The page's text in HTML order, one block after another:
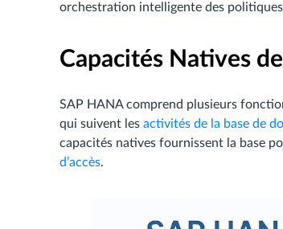
orchestration intelligente des
Capacités Natives
SAP HANA comprend plusieurs
qui suivent les activités de la base de
capacités natives fournissent la base
d’accès.